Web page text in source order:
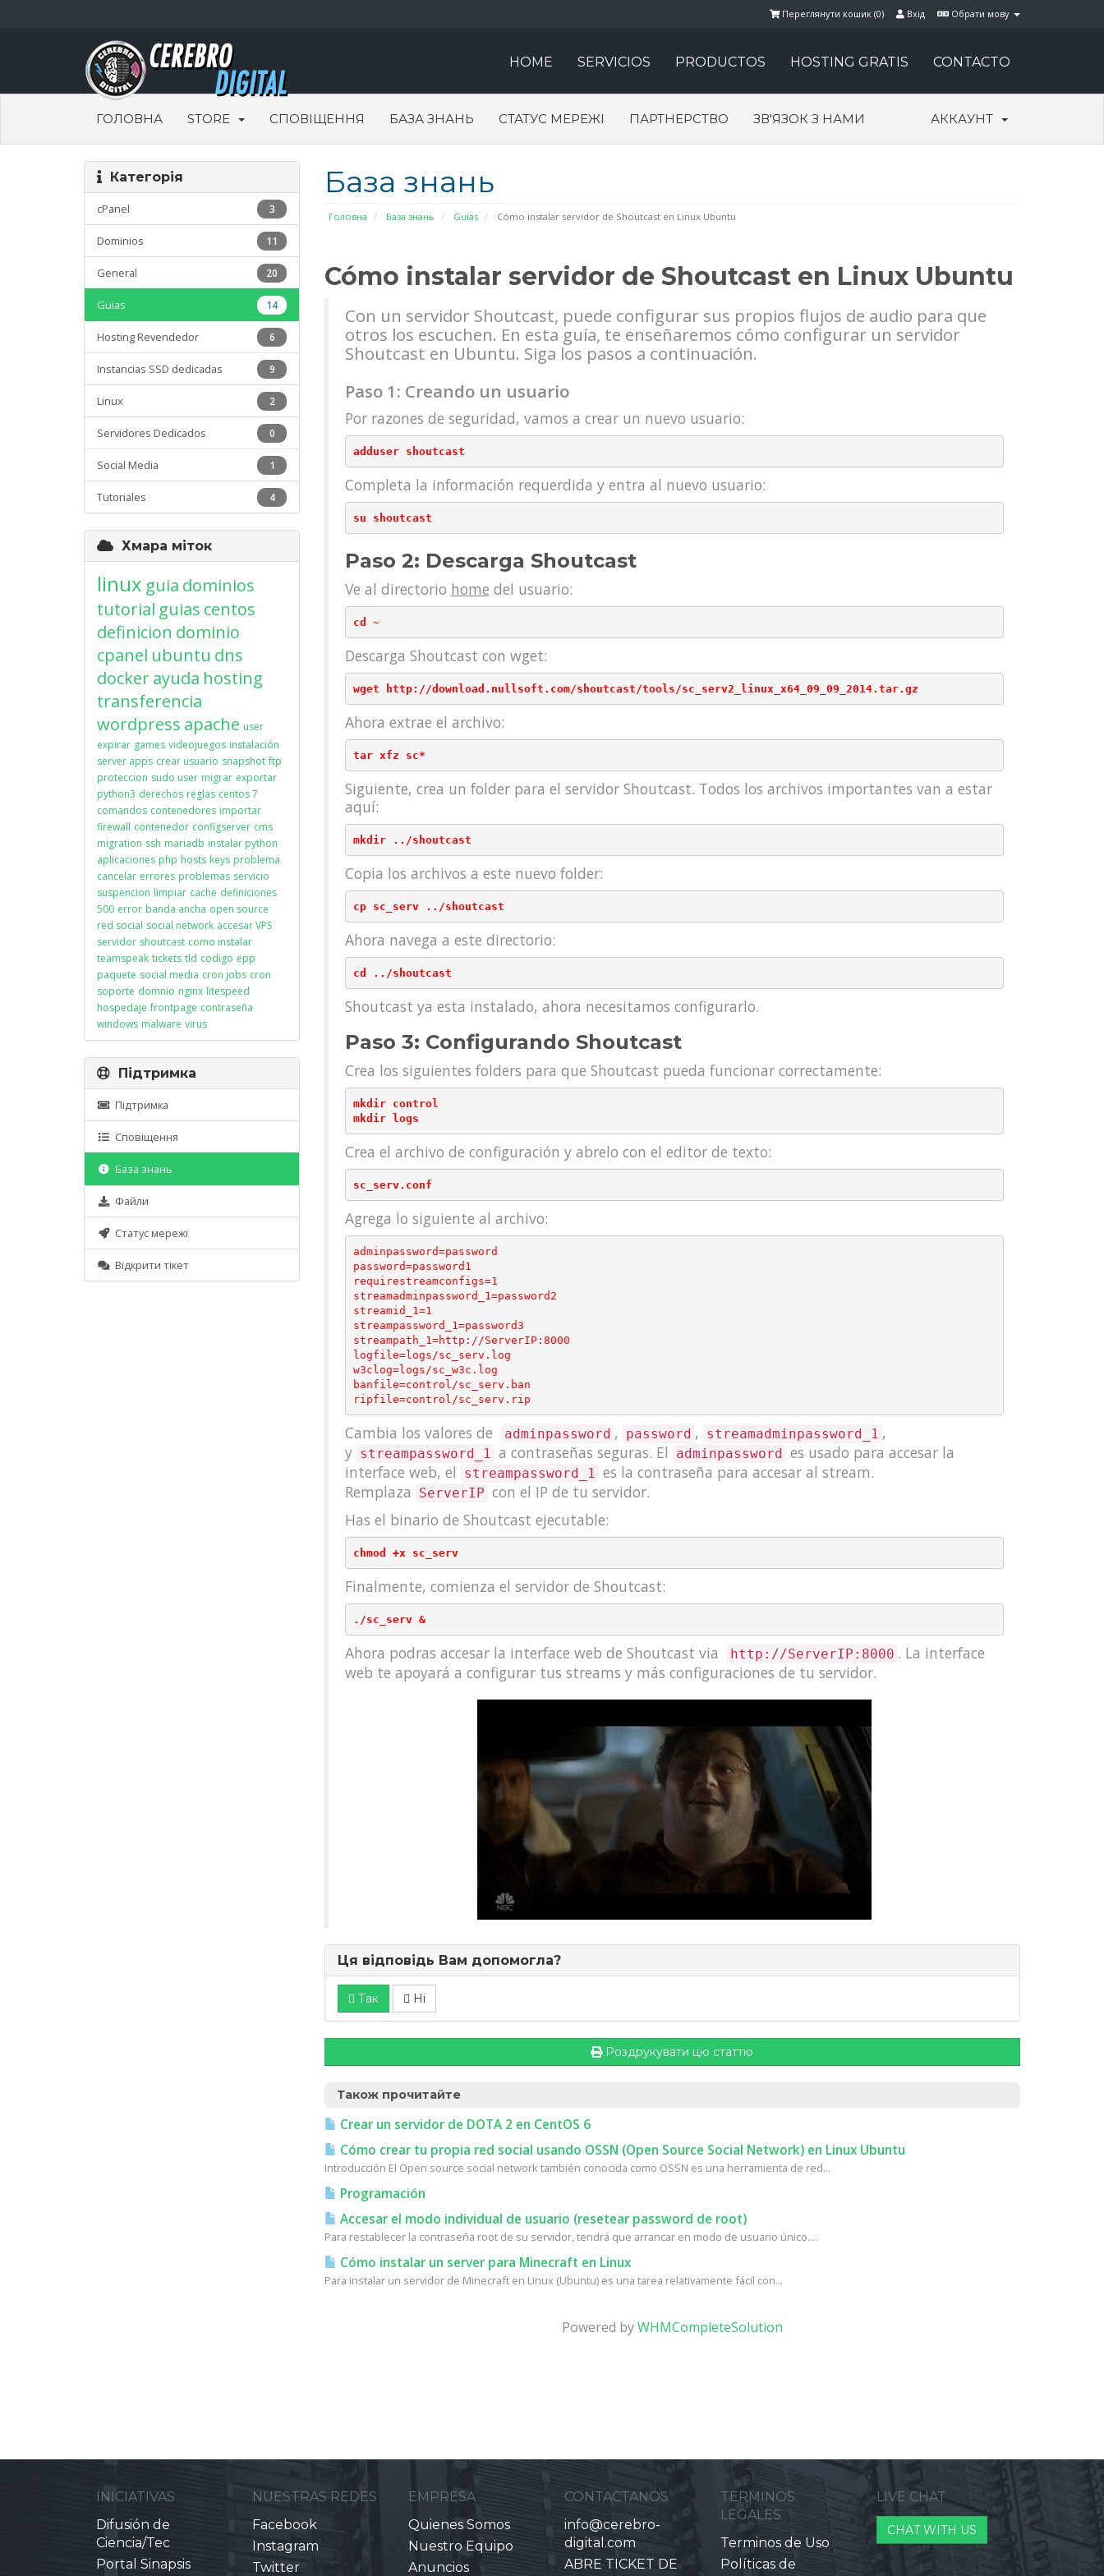
Обрати мову
Вхід
Переглянути кошик (0)
HOME SERVICIOS PRODUCTOS HOSTING GRATIS CONTACTO
ГОЛОВНА STORE СПОВІЩЕННЯ БАЗА ЗНАНЬ СТАТУС МЕРЕЖІ ПАРТНЕРСТВО ЗВ'ЯЗОК З НАМИ АККАУНТ
База знань
Головна База знань Guias Cómo instalar servidor de Shoutcast en Linux Ubuntu
Категорія
3
cPanel
11
Dominios
20
General
14
Guias
6
Hosting Revendedor
9
Instancias SSD dedicadas
2
Linux
0
Servidores Dedicados
1
Social Media
4
Tutoriales
Cómo instalar servidor de Shoutcast en Linux Ubuntu
Con un servidor Shoutcast, puede configurar sus propios flujos de audio para que
otros los escuchen. En esta guía, te enseñaremos cómo configurar un servidor
Shoutcast en Ubuntu. Siga los pasos a continuación.
Paso 1: Creando un usuario
Por razones de seguridad, vamos a crear un nuevo usuario:
Completa la información requerdida y entra al nuevo usuario:
Paso 2: Descarga Shoutcast
Ve al directorio home del usuario:
Descarga Shoutcast con wget:
Ahora extrae el archivo:
Siguiente, crea un folder para el servidor Shoutcast. Todos los archivos importantes van a estar
aquí:
Copia los archivos a este nuevo folder:
Ahora navega a este directorio:
Shoutcast ya esta instalado, ahora necesitamos configurarlo.
Paso 3: Configurando Shoutcast
Crea los siguientes folders para que Shoutcast pueda funcionar correctamente:
mkdir control
Crea el archivo de configuración y abrelo con el editor de texto:
Agrega lo siguiente al archivo:
adminpassword=password
password=password1
requirestreamconfigs=1
streamadminpassword_1=password2
streamid_1=1
streampassword_1=password3
streampath_1=http://ServerIP:8000
logfile=logs/sc_serv.log
w3clog=logs/sc_w3c.log
banfile=control/sc_serv.ban
Cambia los valores de adminpassword , password , streamadminpassword_1 ,
y streampassword_1 a contraseñas seguras. El adminpassword es usado para accesar la
interface web, el
streampassword_1 es la contraseña para accesar al stream.
Remplaza
ServerIP con el IP de tu servidor.
Has el binario de Shoutcast ejecutable:
Finalmente, comienza el servidor de Shoutcast:
Ahora podras accesar la interface web de Shoutcast via http://ServerIP:8000 . La interface
web te apoyará a configurar tus streams y más configuraciones de tu servidor.
Ця відповідь Вам допомогла?
Так Ні
Роздрукувати цю статтю
Також прочитайте
Crear un servidor de DOTA 2 en CentOS 6
Cómo crear tu propia red social usando OSSN (Open Source Social Network) en Linux Ubuntu
Introducción El Open source social network también conocida como OSSN es una herramienta de red...
Programación
Accesar el modo individual de usuario (resetear password de root)
Para restablecer la contraseña root de su servidor, tendrá que arrancar en modo de usuario único....
Cómo instalar un server para Minecraft en Linux
Para instalar un servidor de Minecraft en Linux (Ubuntu) es una tarea relativamente fácil con...
Powered byWHMCompleteSolution
Хмара міток
linux guia dominios
tutorial guias centos
definicion dominio
cpanel ubuntu dns
dockerayuda hosting
transferencia
wordpress apache user
expirar games videojuegos instalación
server apps crear usuario snapshot ftp
proteccion sudo user migrar exportar
python3 derechos reglas centos 7
comandos contenedores importar
firewall contenedor configserver cms
migration ssh mariadb instalar python
aplicaciones php hosts keys problema
cancelar errores problemas servicio
suspencion limpiar cache definiciones
500 error banda ancha open source
red social social network accesar VPS
servidor shoutcast como instalar
teamspeak tickets tld codigo epp
paquete social media cron jobs cron
soporte domnio nginx litespeed
hospedaje frontpage contraseña
windows malware virus
Підтримка
Підтримка
Сповіщення
База знань
Файли
Статус мережі
Відкрити тікет
INICIATIVAS
Difusión de
Ciencia/Tec
Portal Sinapsis
NUESTRAS REDES
Facebook
Instagram
Twitter
EMPRESA
Quienes Somos
Nuestro Equipo
Anuncios
CONTACTANOS
info@cerebro-
digital.com
ABRE TICKET DE
TERMINOS
LEGALES
Terminos de Uso
Políticas de
LIVE CHAT
CHAT WITH US